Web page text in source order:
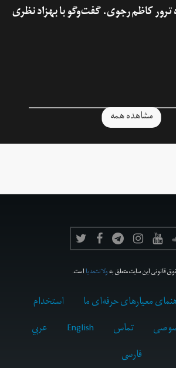
کاظم رجوی. گفت‌وگو با بهزاد نظری
مشاهده همه
قانونی این سایت متعلق بهولانت‌مدیااست.
معیارهای حرفه‌ای ما
استخدام
تماس English
عربي
فارسى